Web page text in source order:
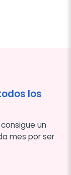
los
un
mes por ser